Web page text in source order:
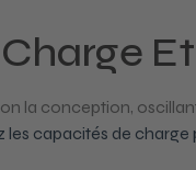
la conception,
les capacités de charge